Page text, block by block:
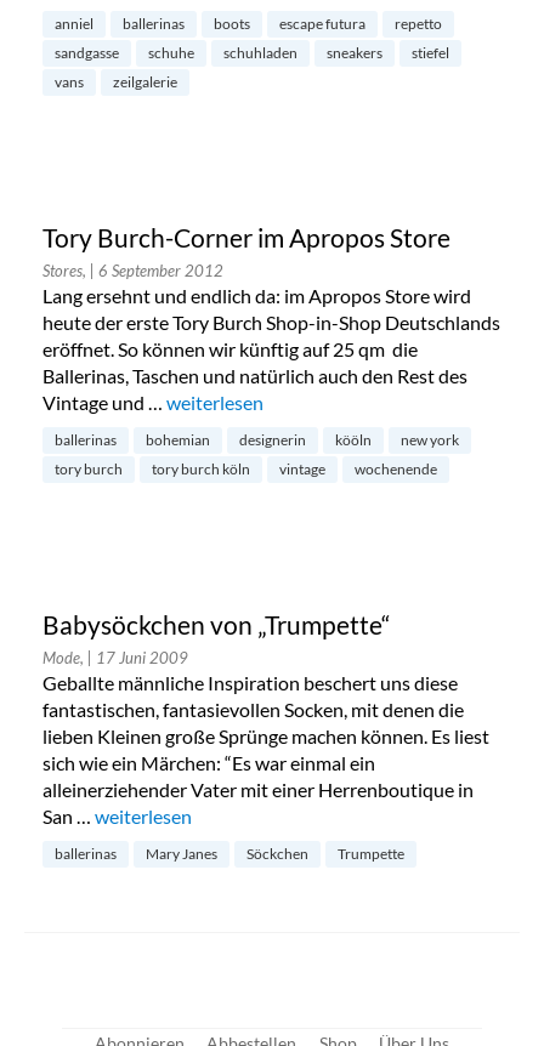
anniel ballerinas boots escape futura
repetto
sandgasse
schuhe schuhladen sneakers
stiefel
vans
zeilgalerie
Tory Burch-Corner im Apropos Store
Stores, | 6 September 2012
Lang ersehnt und endlich da: im Apropos Store wird
heute der erste Tory Burch Shop-in-Shop Deutschlands
eröffnet. So können wir künftig auf 25 qm die
Ballerinas, Taschen und natürlich auch den Rest des
Vintage und … „Tory Burch-Corner im Apropos Store“
weiterlesen
ballerinas bohemian designerin kööln
new york
tory burch
tory burch köln vintage wochenende
Babysöckchen von „Trumpette“
Mode, | 17 Juni 2009
Geballte männliche Inspiration beschert uns diese
fantastischen, fantasievollen Socken, mit denen die
lieben Kleinen große Sprünge machen können. Es liest
sich wie ein Märchen: “Es war einmal ein
alleinerziehender Vater mit einer Herrenboutique in
San … „Babysöckchen von „Trumpette““
weiterlesen
ballerinas Mary Janes Söckchen Trumpette